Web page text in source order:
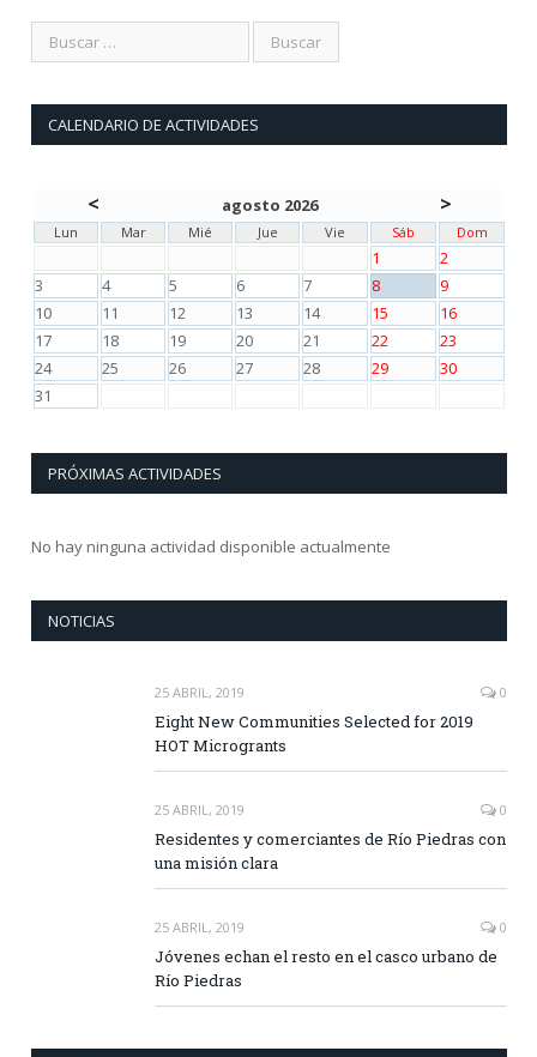
CALENDARIO DE ACTIVIDADES
< agosto 2026 >
Lun Mar Mié Jue Vie Sáb Dom
1
2
3
4 5 6 7 8
9
10
11 12 13 14 15
16
17
18 19 20 21 22
23
24
25 26 27 28 29
30
31
PRÓXIMAS ACTIVIDADES
No hay ninguna actividad disponible actualmente
NOTICIAS
25 ABRIL, 2019 0
Eight New Communities Selected for 2019
HOT Microgrants
25 ABRIL, 2019 0
Residentes y comerciantes de Río Piedras con
una misión clara
25 ABRIL, 2019 0
Jóvenes echan el resto en el casco urbano de
Río Piedras